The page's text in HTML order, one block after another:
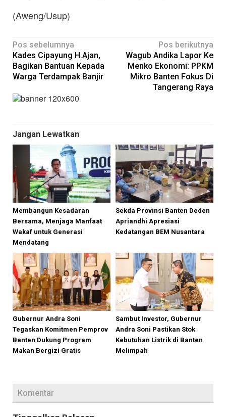
(Aweng/Usup)
Navigasi
pos
Pos sebelumnya
Kades Cipayung H.Ajan,
Bagikan Bantuan Kepada
Warga Terdampak Banjir
Pos berikutnya
Wagub Andika Lapor Ke
Menko Ekonomi: PPKM
Mikro Banten Fokus Di
Tangerang Raya
Jangan Lewatkan
Membangun Kesadaran
Bersama, Menjaga Manfaat
Wakaf untuk Generasi
Mendatang
Sekda Provinsi Banten Deden
Apriandhi Apresiasi
Kedatangan BEM Nusantara
Gubernur Andra Soni
Tegaskan Komitmen Pemprov
Banten Dukung Program
Makan Bergizi Gratis
Sambut Investor, Gubernur
Andra Soni Pastikan Stok
Kebutuhan Listrik di Banten
Melimpah
Komentar